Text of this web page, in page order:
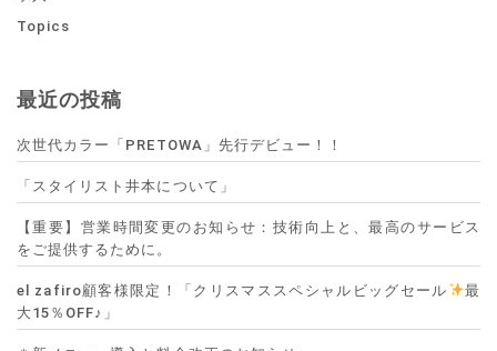
Topics
最近の投稿
次世代カラー「PRETOWA」先行デビュー！！
「スタイリスト井本について」
【重要】営業時間変更のお知らせ：技術向上と、最高のサービス
をご提供するために。
el zafiro顧客様限定！「クリスマススペシャルビッグセール
最
大15％OFF♪」